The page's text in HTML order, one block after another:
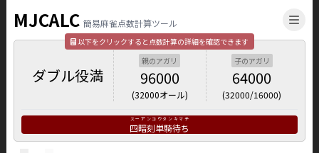
MJCALC 簡易麻雀点数計算ツール
以下をクリックすると点数計算の詳細を確認できます
ダブル役満
親のアガリ
96000
(32000オール)
子のアガリ
64000
(32000/16000)
四暗刻単騎待ち
スーアンコウタンキマチ